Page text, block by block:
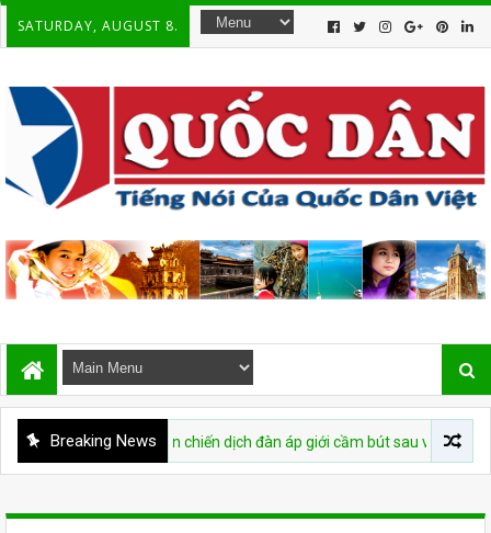
SATURDAY, AUGUST 8.
Breaking News
buộc tái diễn chiến dịch đàn áp giới cầm bút sau vụ bắt giữ tác giả